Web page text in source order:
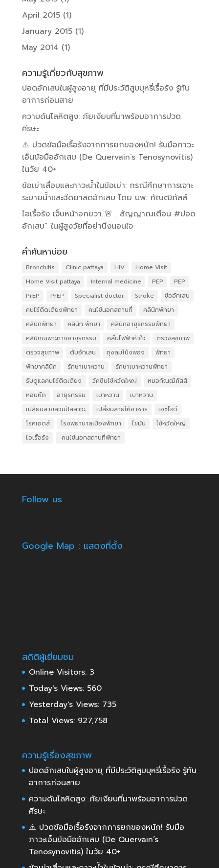
April 2015(1)
January 2015(1)
May 2014 (1)
ความรู้เกี่ยวกับสุขภาพ
ปอดอักเสบในผู้สูงอายุ ที่มีประวัติสูบบุหรี่เรื้อรัง รู้ทัน
อาการก่อนสาย
ความดันโลหิตสูง: ภัยเงียบที่มาพร้อมอาการปวด
ศีรษะ
⚠️ ปวดข้อมือเรื้อรังจากการยกของหนัก! รับมือภาวะ
เอ็นข้อมืออักเสบ (De Quervain’s Tenosynovitis)
ในวัย 40+
ข้อเข่าเสื่อมและภาวะน้ำในข้อเข่า: กรณีศึกษาการเจาะ
ระบายน้ำและฉีดยาลดอักเสบ โดย นพ. กัณฒิภัสส์
ไอเรื้อรัง เจ็บหน้าอกขวา..🚨 . สัญญาณเตือน #ปอด
อักเสบ” ในผู้สูงวัยที่อย่านิ่งนอนใจ
คำค้นหาบ่อย
Bronchitis Clinic pattaya HIV
Home Visit
Home Visit pattaya
Internal medicine PEP
PEP
PrEP
PrEP Specialist doctor Stroke
ข้ออักเสบ
คนไข้ติดเตียงพัทยา
คนไข้นอกสถานที่
คลินิกพัทยา
คลินิกพัทยา
คลินิก พัทยา
คลินิกอายุรกรรมพัทยา
คลินิกเฉพาะทางอายุรกรรม
คลื่นไฟฟ้าหัวใจ
ตรวจสุขภาพ
ตรวจสุขภาพ
ตับอักเสบ ถุงลมโป่งพอง
พัทยา
พัทยาคลินิก
รักษาเบาหวาน
รักษาเบาหวานพัทยา
รับดูแลคนไข้ติดเตียง
วัคซีนไข้หวัดใหญ่
หมอกัณฒิภัสส์
หอบหืด
อายุรกรรม เบาหวาน
เบาหวาน
เปลี่ยนสายสวนปัสสาวะ
เปลี่ยนสายให้อาหาร
เอชไอวี
โรคเอดส์
โรงพยาบาลเมืองพัทยา ไขมัน
ไข้หวัดใหญ่
ไอเรื้อรัง
​ คนไข้นอกสถานที่พัทยา
Follow us
Google Map : แสดงที่ตั้ง
สถิติผู้เยี่ยมชม
Online Visitors: 3
Today's Views: 560
Yesterday's Views: 735
Total Views: 927,758
ความรู้เรื่องสุขภาพ
ปอดอักเสบในผู้สูงอายุ ที่มีประวัติสูบบุหรี่เรื้อรัง รู้ทัน
อาการก่อนสาย
ความดันโลหิตสูง: ภัยเงียบที่มาพร้อมอาการปวด
ศีรษะ
⚠️ ปวดข้อมือเรื้อรังจากการยกของหนัก! รับมือ
ภาวะเอ็นข้อมืออักเสบ (De Quervain’s
Tenosynovitis) ในวัย 40+